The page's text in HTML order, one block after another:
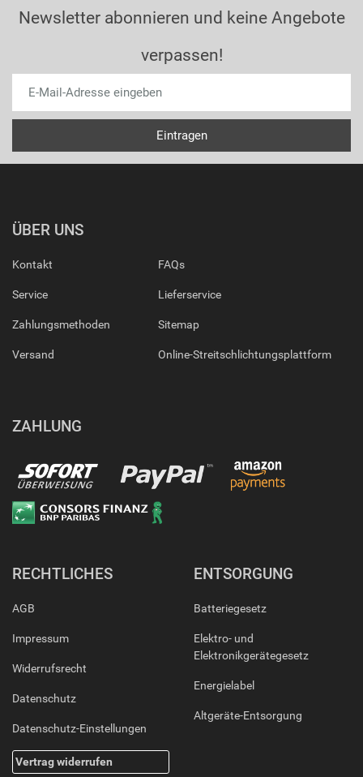
Newsletter abonnieren und keine Angebote
verpassen!
ÜBER UNS
Kontakt
Service
Zahlungsmethoden
Versand
FAQs
Lieferservice
Sitemap
Online-Streitschlichtungsplattform
ZAHLUNG
RECHTLICHES
AGB
Impressum
Widerrufsrecht
Datenschutz
Datenschutz-Einstellungen
Vertrag widerrufen
ENTSORGUNG
Batteriegesetz
Elektro- und
Elektronikgerätegesetz
Energielabel
Altgeräte-Entsorgung